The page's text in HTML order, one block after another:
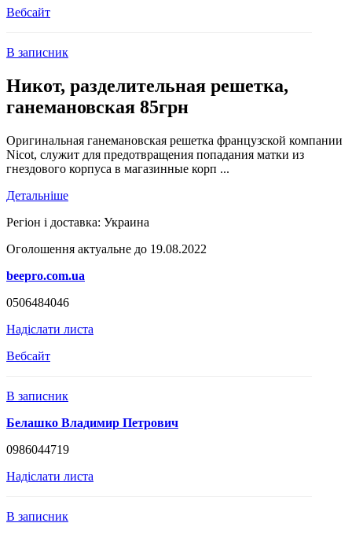
Вебсайт
В записник
Никот, разделительная решетка,
ганемановская 85грн
Оригинальная ганемановская решетка французской компании
Nicot, служит для предотвращения попадания матки из
гнездового корпуса в магазинные корп ...
Детальніше
Регіон і доставка: Украина
Оголошення актуальне до 19.08.2022
beepro.com.ua
0506484046
Надіслати листа
Вебсайт
В записник
Белашко Владимир Петрович
0986044719
Надіслати листа
В записник